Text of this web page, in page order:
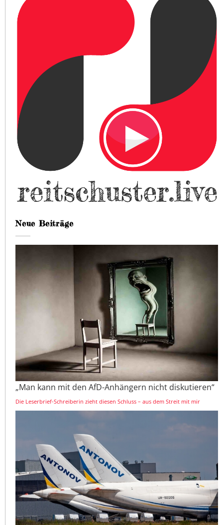
Neue Beiträge
„Man kann mit den AfD-Anhängern nicht diskutieren“
Die Leserbrief-Schreiberin zieht diesen Schluss – aus dem Streit mit mir